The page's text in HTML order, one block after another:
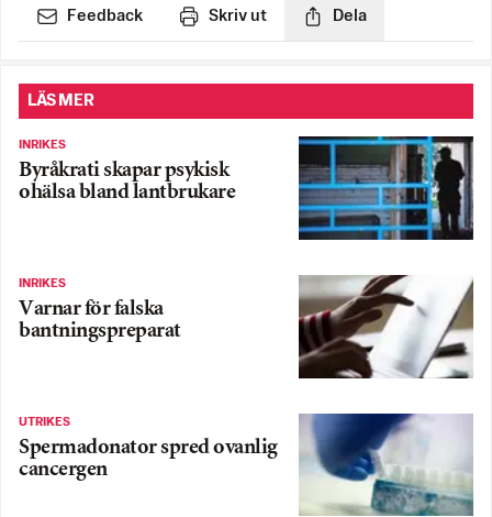
Feedback Skriv ut Dela
LÄS MER
INRIKES
Byråkrati skapar psykisk
ohälsa bland lantbrukare
INRIKES
Varnar för falska
bantningspreparat
UTRIKES
Spermadonator spred ovanlig
cancergen